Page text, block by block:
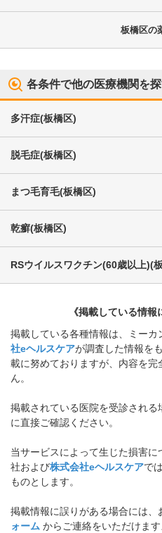
板橋区の
各条件で他の医療機関を
多汗症(板橋区)
脱毛症(板橋区)
まつ毛育毛(板橋区)
乾癬(板橋区)
RSウイルスワクチン(60歳以上)(
《掲載している情報
掲載している各種情報は、ミー
社eヘルスケアが調査した情報を
載に努めておりますが、内容を
ん。
掲載されている医院を受診され
に直接ご確認ください。
当サービスによって生じた損害
社および株式会社eヘルスケアで
ものとします。
掲載情報に誤りがある場合には、
ォーム からご連絡をいただけます